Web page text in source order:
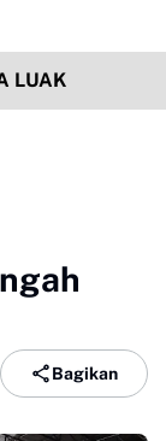
LUAK
Bagikan